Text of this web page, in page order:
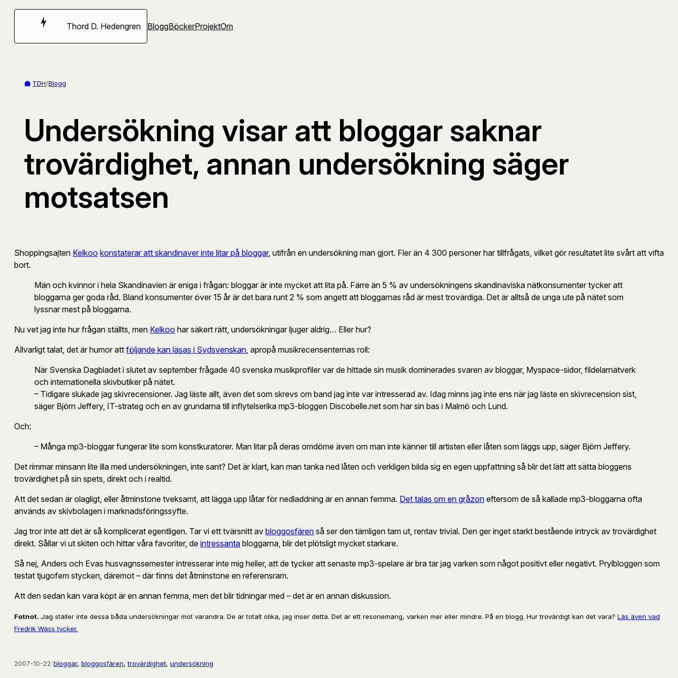
Hoppa
Thord D. Hedengren BloggBöckerProjektOm
TDH/Blogg
Undersökning visar att bloggar saknar
trovärdighet, annan undersökning säger
motsatsen
Shoppingsajten Kelkoo konstaterar att skandinaver inte litar på bloggar, utifrån en undersökning man gjort. Fler än 4 300 personer har tillfrågats, vilket gör resultatet lite svårt att vifta
bort.
Män och kvinnor i hela Skandinavien är eniga i frågan: bloggar är inte mycket att lita på. Färre än 5 % av undersökningens skandinaviska nätkonsumenter tycker att
bloggarna ger goda råd. Bland konsumenter över 15 år är det bara runt 2 % som angett att bloggarnas råd är mest trovärdiga. Det är alltså de unga ute på nätet som
lyssnar mest på bloggarna.
Nu vet jag inte hur frågan ställts, men Kelkoo har säkert rätt, undersökningar ljuger aldrig… Eller hur?
Allvarligt talat, det är humor att följande kan läsas i Sydsvenskan , apropå musikrecensenternas roll:
När Svenska Dagbladet i slutet av september frågade 40 svenska musikprofiler var de hittade sin musik dominerades svaren av bloggar, Myspace-sidor, fildelarnätverk
och internationella skivbutiker på nätet.
– Tidigare slukade jag skivrecensioner. Jag läste allt, även det som skrevs om band jag inte var intresserad av. Idag minns jag inte ens när jag läste en skivrecension sist,
säger Björn Jeffery, IT-strateg och en av grundarna till inflytelserika mp3-bloggen Discobelle.net som har sin bas i Malmö och Lund.
Och:
– Många mp3-bloggar fungerar lite som konstkuratorer. Man litar på deras omdöme även om man inte känner till artisten eller låten som läggs upp, säger Björn Jeffery.
Det rimmar minsann lite illa med undersökningen, inte sant? Det är klart, kan man tanka ned låten och verkligen bilda sig en egen uppfattning så blir det lätt att sätta bloggens
trovärdighet på sin spets, direkt och i realtid.
Att det sedan är olagligt, eller åtminstone tveksamt, att lägga upp låtar för nedladdning är en annan femma. Det talas om en gråzon eftersom de så kallade mp3-bloggarna ofta
används av skivbolagen i marknadsföringssyfte.
Jag tror inte att det är så komplicerat egentligen. Tar vi ett tvärsnitt av bloggosfären så ser den tämligen tam ut, rentav trivial. Den ger inget starkt bestående intryck av trovärdighet
direkt. Sållar vi ut skiten och hittar våra favoriter, de intressanta bloggarna, blir det plötsligt mycket starkare.
Så nej, Anders och Evas husvagnssemester intresserar inte mig heller, att de tycker att senaste mp3-spelare är bra tar jag varken som något positivt eller negativt. Prylbloggen som
testat tjugofem stycken, däremot – där finns det åtminstone en referensram.
Att den sedan kan vara köpt är en annan femma, men det blir tidningar med – det är en annan diskussion.
Fotnot. Jag ställer inte dessa båda undersökningar mot varandra. De är totalt olika, jag inser detta. Det är ett resonemang, varken mer eller mindre. På en blogg. Hur trovärdigt kan det vara? Läs även vad
Fredrik Wass tycker.
2007-10-22/bloggar, bloggosfären, trovärdighet, undersökning